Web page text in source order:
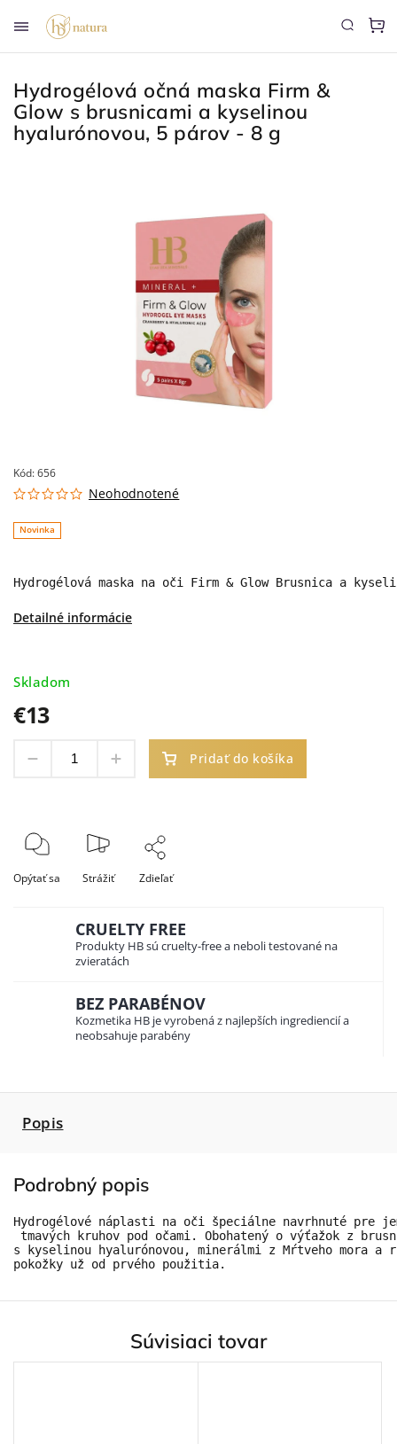
Hydrogélová očná maska ​​Firm &
Glow s brusnicami a kyselinou
hyalurónovou, 5 párov - 8 g
Kód:656
Novinka
Neohodnotené
Hydrogélová maska ​​na oči Firm & Glow Brusnica a
Detailné informácie
€13
Skladom
Pridať do košíka
Opýtať sa Strážiť Zdieľať
CRUELTY FREE
Produkty HB sú cruelty-free a neboli testované na
zvieratách
BEZ PARABÉNOV
Kozmetika HB je vyrobená z najlepších ingrediencií a
neobsahuje parabény
Popis
Podrobný popis
Hydrogélové náplasti na oči špeciálne navrhnuté pre
tmavých kruhov pod očami. Obohatený o výťažok z
s kyselinou hyalurónovou, minerálmi z Mŕtveho mora
pokožky už od prvého použitia.
Súvisiaci tovar